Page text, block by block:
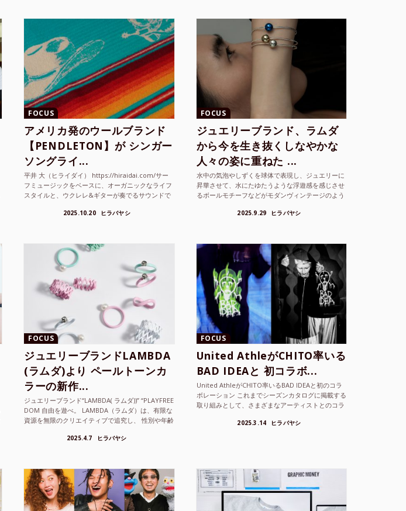
FOCUS
アメリカ発のウールブランド
【PENDLETON】が シンガー
ソングライ...
平井 大（ヒライダイ） https://hiraidai.com/サー
フミュージックをベースに、オーガニックなライフ
スタイルと、ウクレレ&ギターが奏でるサウンドで
2025.10.20 ヒラバヤシ
FOCUS
ジュエリーブランド、ラムダ
から今を生き抜くしなやかな
人々の姿に重ねた ...
水中の気泡やしずくを球体で表現し、ジュエリーに
昇華させて、水にたゆたうような浮遊感を感じさせ
るボールモチーフなどがモダンヴィンテージのよう
2025.9.29 ヒラバヤシ
FOCUS
ジュエリーブランドLAMBDA
(ラムダ)より ペールトーンカ
ラーの新作...
ジュエリーブランド“LAMBDA( ラムダ))” “PLAYFREE
DOM 自由を遊べ。 LAMBDA（ラムダ）は、有限な
資源を無限のクリエイティブで追究し、 性別や年齢
2025.4.7 ヒラバヤシ
FOCUS
United AthleがCHITO率いる
BAD IDEAと 初コラボ...
United AthleがCHITO率いるBAD IDEAと初のコラ
ボレーション これまでシーズンカタログに掲載する
取り組みとして、さまざまなアーティストとのコラ
2025.3.14 ヒラバヤシ